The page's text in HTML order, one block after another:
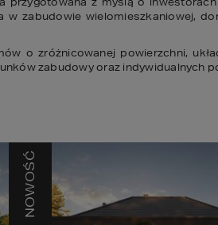
w zabudowie wielomieszkaniowej,
o zróżnicowanej powierzchni,
zabudowy oraz indywidualnych
NOWOŚĆ